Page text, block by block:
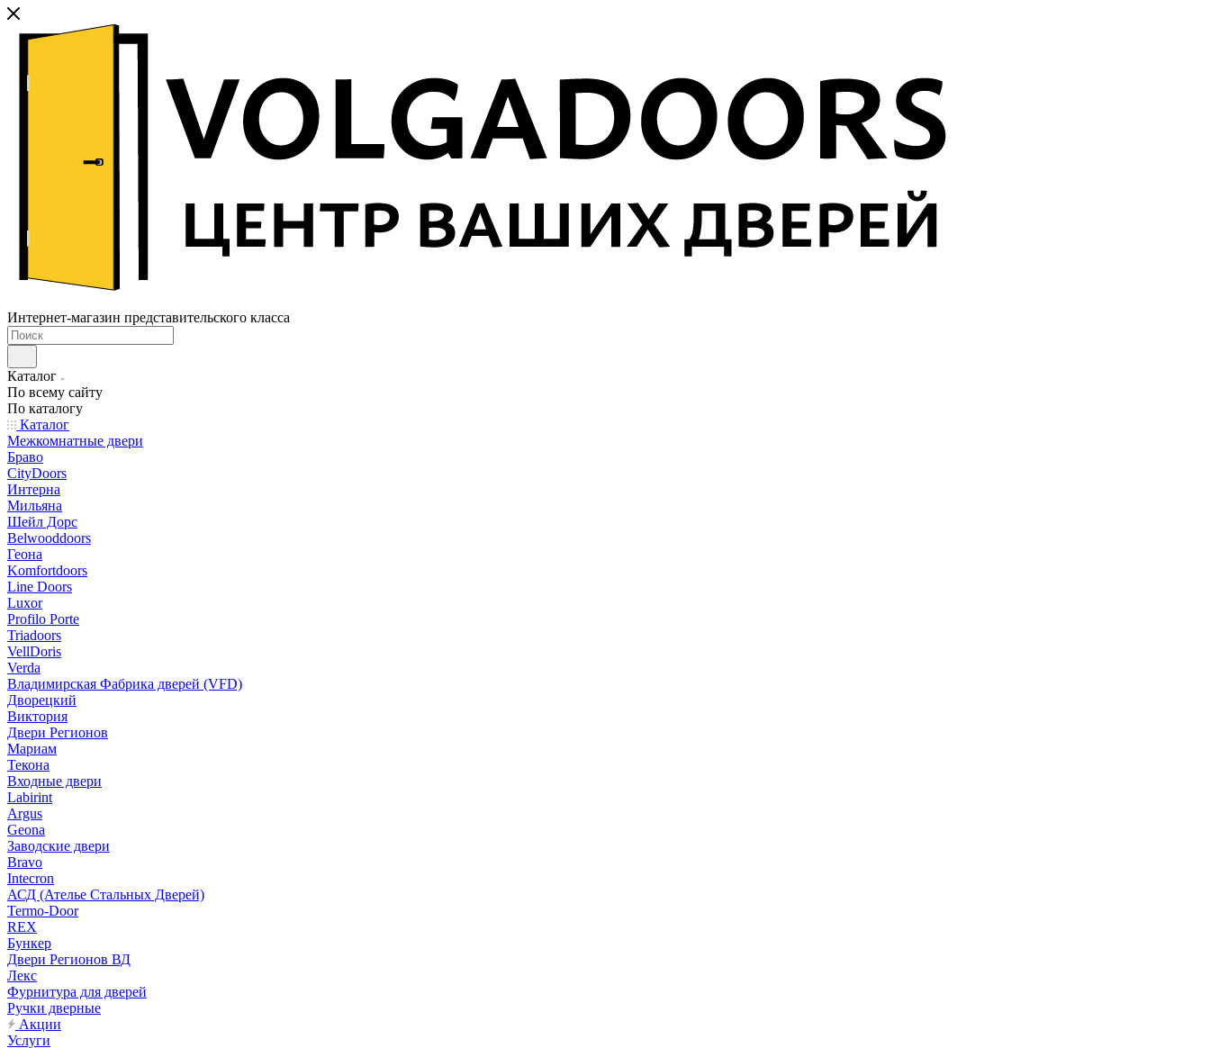
Интернет-магазин представительского класса
Каталог
По всему сайту
По каталогу
Каталог
Межкомнатные двери
Браво
CityDoors
Интерна
Мильяна
Шейл Дорс
Belwooddoors
Геона
Komfortdoors
Line Doors
Luxor
Profilo Porte
Triadoors
VellDoris
Verda
Владимирская Фабрика дверей (VFD)
Дворецкий
Виктория
Двери Регионов
Мариам
Текона
Входные двери
Labirint
Argus
Geona
Заводские двери
Bravo
Intecron
АСД (Ателье Стальных Дверей)
Termo-Door
REX
Бункер
Двери Регионов ВД
Лекс
Фурнитура для дверей
Ручки дверные
Акции
Услуги